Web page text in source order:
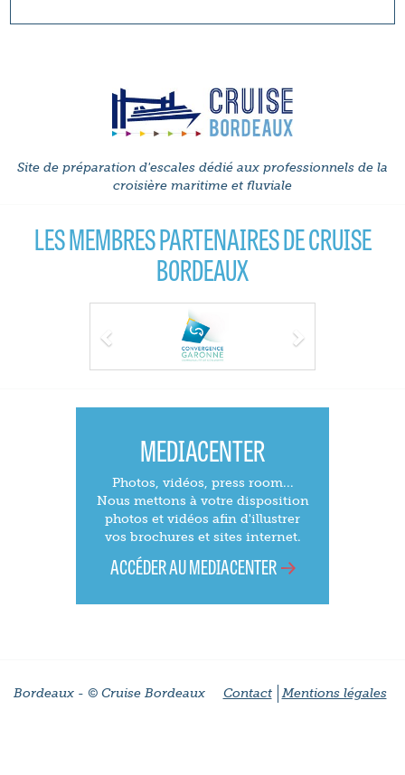
Site de préparation d'escales dédié aux professionnels de la
croisière maritime et fluviale
LES MEMBRES PARTENAIRES DE CRUISE
BORDEAUX
MEDIACENTER
Photos, vidéos, press room...
Nous mettons à votre disposition
photos et vidéos afin d'illustrer
vos brochures et sites internet.
ACCÉDER AU MEDIACENTER
Bordeaux - © Cruise Bordeaux Contact Mentions légales